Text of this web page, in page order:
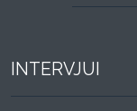
INTERVJUI